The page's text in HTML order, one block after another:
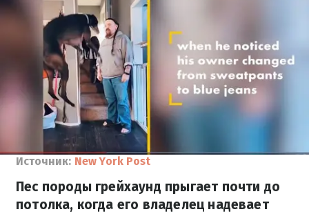
Источник: New York Post
Пес породы грейхаунд прыгает почти до
потолка, когда его владелец надевает